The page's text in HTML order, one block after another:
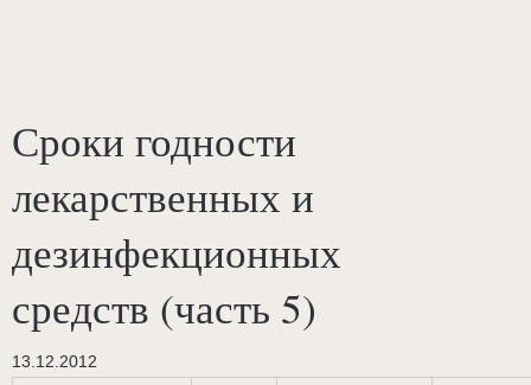
Сроки годности
лекарственных и
дезинфекционных
средств (часть 5)
13.12.2012